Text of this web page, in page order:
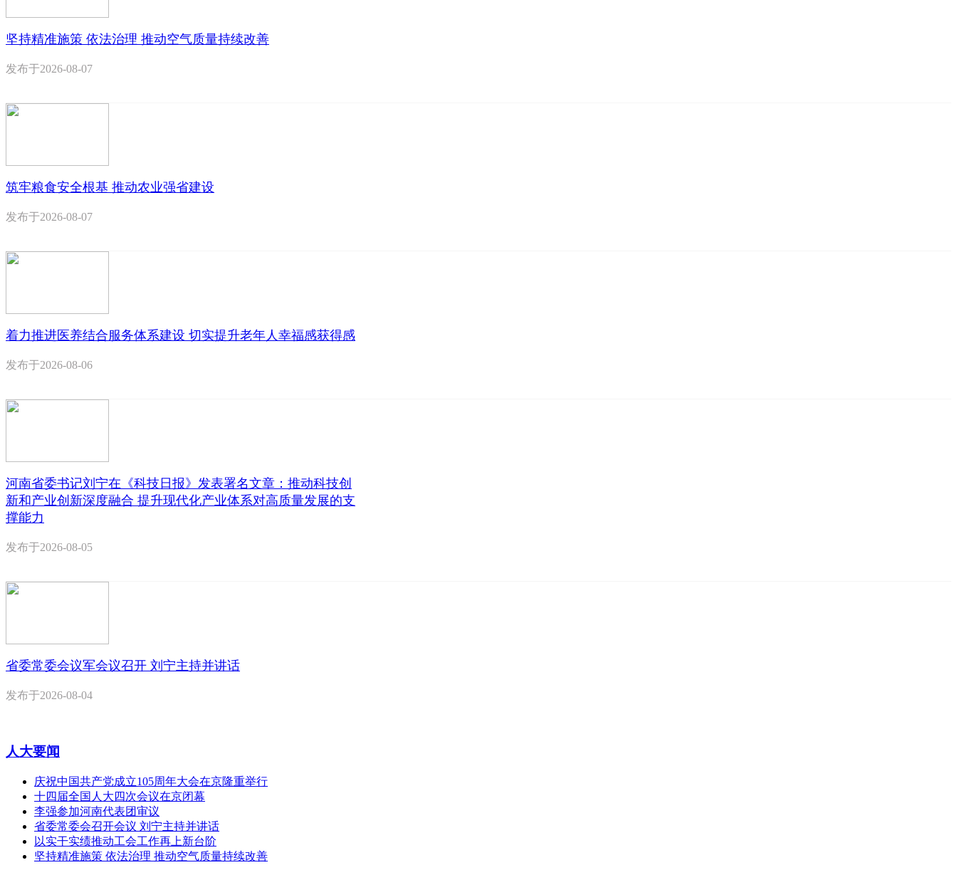
坚持精准施策 依法治理 推动空气质量持续改善
发布于2026-08-07
筑牢粮食安全根基 推动农业强省建设
发布于2026-08-07
着力推进医养结合服务体系建设 切实提升老年人幸福感获得感
发布于2026-08-06
河南省委书记刘宁在《科技日报》发表署名文章：推动科技创
新和产业创新深度融合 提升现代化产业体系对高质量发展的支
撑能力
发布于2026-08-05
省委常委会议军会议召开 刘宁主持并讲话
发布于2026-08-04
人大要闻
庆祝中国共产党成立105周年大会在京隆重举行
十四届全国人大四次会议在京闭幕
李强参加河南代表团审议
省委常委会召开会议 刘宁主持并讲话
以实干实绩推动工会工作再上新台阶
坚持精准施策 依法治理 推动空气质量持续改善